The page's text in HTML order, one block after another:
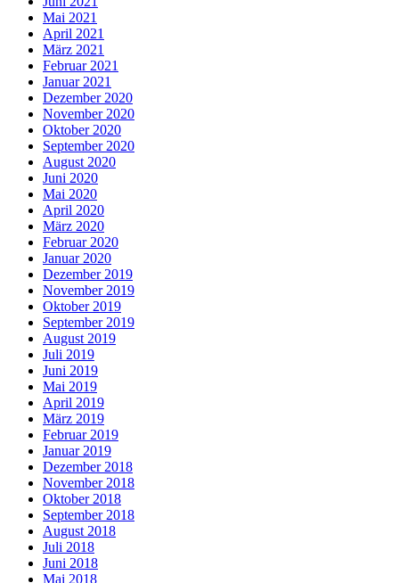
Mai 2021
April 2021
März 2021
Februar 2021
Januar 2021
Dezember 2020
November 2020
Oktober 2020
September 2020
August 2020
Juni 2020
Mai 2020
April 2020
März 2020
Februar 2020
Januar 2020
Dezember 2019
November 2019
Oktober 2019
September 2019
August 2019
Juli 2019
Juni 2019
Mai 2019
April 2019
März 2019
Februar 2019
Januar 2019
Dezember 2018
November 2018
Oktober 2018
September 2018
August 2018
Juli 2018
Juni 2018
Mai 2018